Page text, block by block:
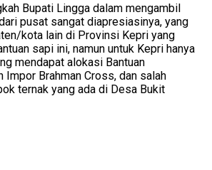
Bupati Lingga dalam mengambil
pusat sangat diapresiasinya, yang
kota lain di Provinsi Kepri yang
sapi ini, namun untuk Kepri hanya
mendapat alokasi Bantuan
Impor Brahman Cross, dan salah
ternak yang ada di Desa Bukit